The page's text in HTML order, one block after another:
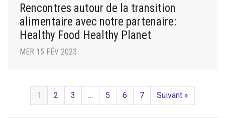
Rencontres autour de la transition
alimentaire avec notre partenaire:
Healthy Food Healthy Planet
MER 15 FÉV 2023
1 2 3 … 5 6 7 Suivant »